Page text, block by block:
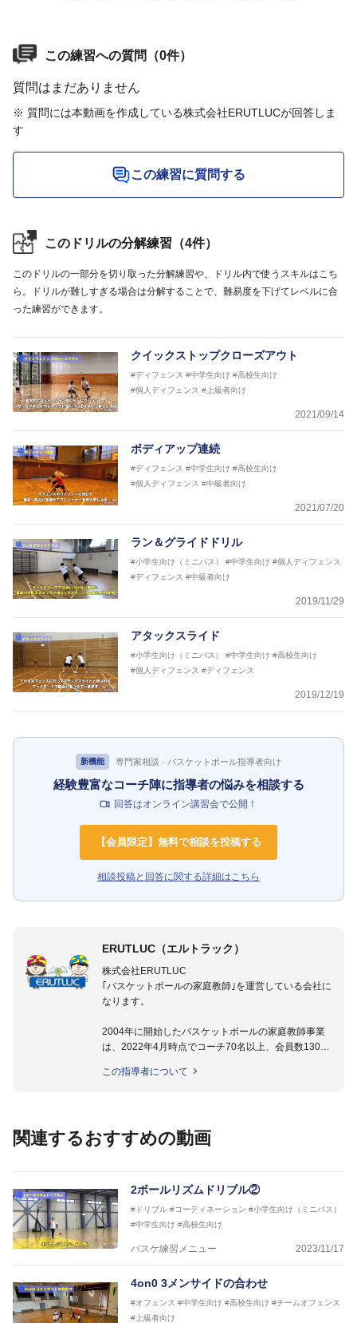
この練習への質問（0件）
質問はまだありません
※ 質問には本動画を作成している株式会社ERUTLUCが回答しま
す
この練習に質問する
このドリルの分解練習（4件）
このドリルの一部分を切り取った分解練習や、ドリル内で使うスキルはこち
ら。ドリルが難しすぎる場合は分解することで、難易度を下げてレベルに合
った練習ができます。
クイックストップクローズアウト
#ディフェンス #中学生向け #高校生向け
#個人ディフェンス #上級者向け
2021/09/14
ボディアップ連続
#ディフェンス #中学生向け #高校生向け
#個人ディフェンス #中級者向け
2021/07/20
ラン＆グライドドリル
#小学生向け（ミニバス） #中学生向け #個人ディフェンス
#ディフェンス #中級者向け
2019/11/29
アタックスライド
#小学生向け（ミニバス） #中学生向け #高校生向け
#個人ディフェンス #ディフェンス
2019/12/19
新機能 専門家相談 · バスケットボール指導者向け
経験豊富なコーチ陣に指導者の悩みを相談する
回答はオンライン講習会で公開！
【会員限定】無料で相談を投稿する
相談投稿と回答に関する詳細はこちら
ERUTLUC（エルトラック）
株式会社ERUTLUC
｢バスケットボールの家庭教師｣を運営している会社に
なります。
2004年に開始したバスケットボールの家庭教師事業
は、2022年4月時点でコーチ70名以上、会員数1300
指導実績多数・各地講習会なども担当しており、「は
など多くの書籍・DVDも監修しています。
2016年U12ナショナルキャンプヘッドコーチ
2016年U13ナショナルキャンプヘッドコーチ
2016年男子日本代表サポートコーチ
2017年U12ナショナルキャンプヘッドコーチ
2017年U13ナショナルキャンプヘッドコーチ
リーコーチ
2018年U12ナショナルキャンプヘッドコーチ
2018年U13ナショナルキャンプヘッドコーチ
この指導者について
関連するおすすめの動画
2ボールリズムドリブル②
#ドリブル #コーディネーション #小学生向け（ミニバス）
#中学生向け #高校生向け
バスケ練習メニュー 2023/11/17
4on0 3メンサイドの合わせ
#オフェンス #中学生向け #高校生向け #チームオフェンス
#上級者向け